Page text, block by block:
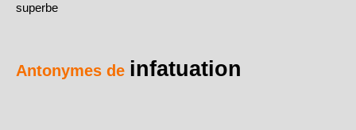
superbe
Antonymes de infatuation